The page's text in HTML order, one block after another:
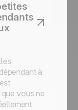
à
vous ne